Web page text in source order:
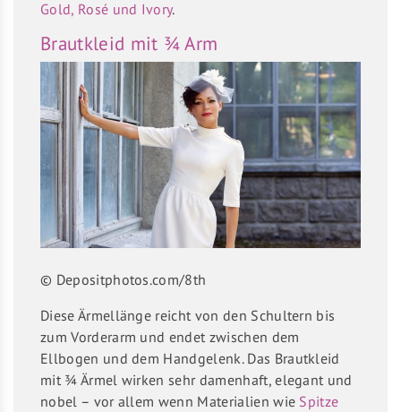
Gold, Rosé und Ivory.
Brautkleid mit ¾ Arm
© Depositphotos.com/8th
Diese Ärmellänge reicht von den Schultern bis
zum Vorderarm und endet zwischen dem
Ellbogen und dem Handgelenk. Das Brautkleid
mit ¾ Ärmel wirken sehr damenhaft, elegant und
nobel – vor allem wenn Materialien wie Spitze